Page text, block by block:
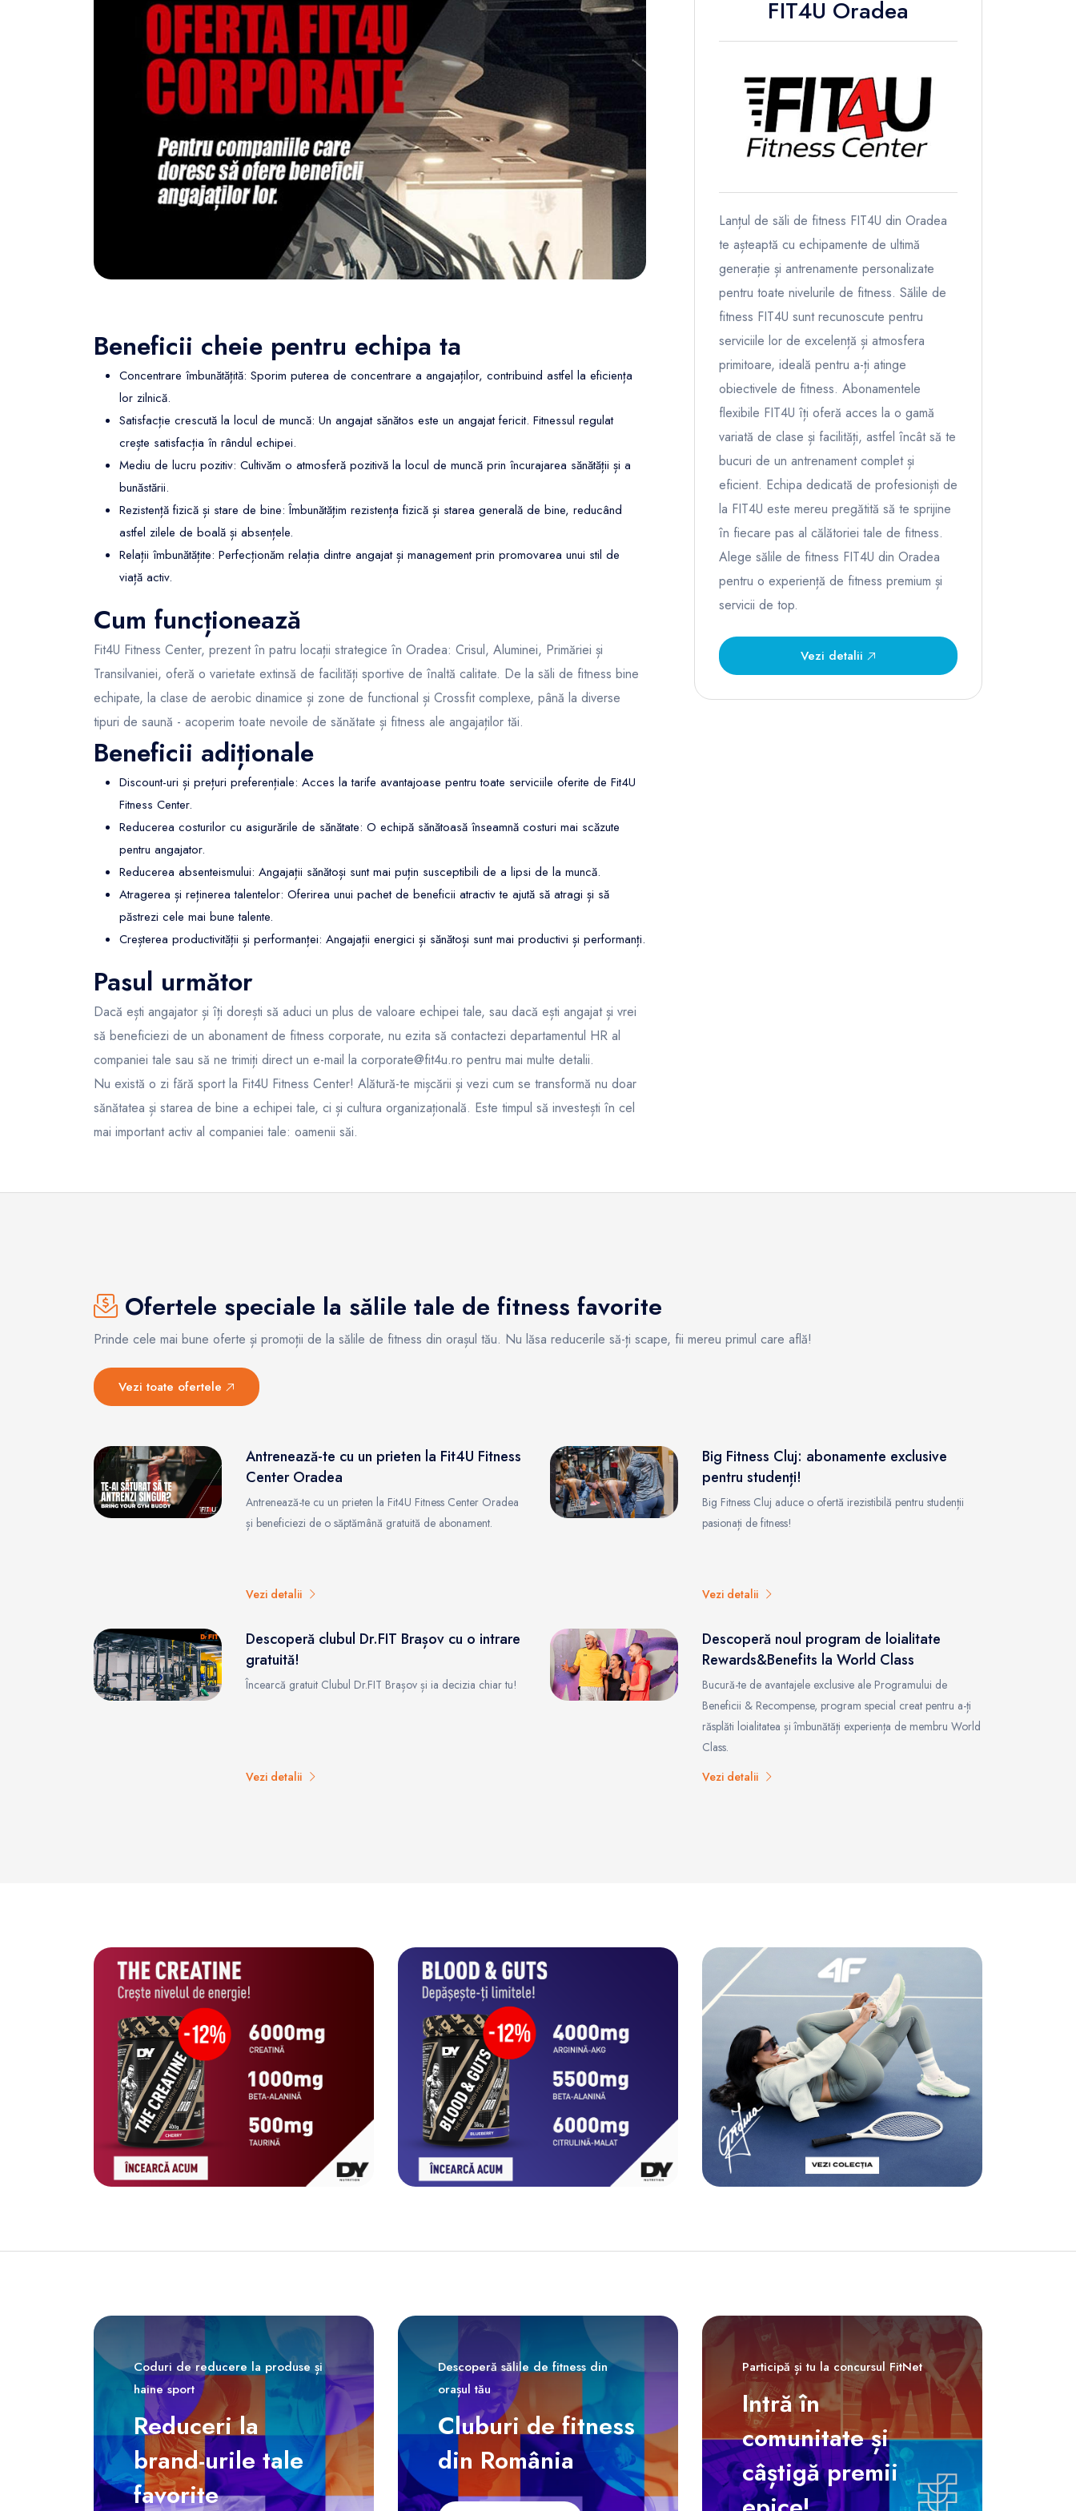
Beneficii cheie pentru echipa ta
Concentrare îmbunătățită: Sporim puterea de concentrare a angajaților, contribuind astfel la eficiența
lor zilnică.
Satisfacție crescută la locul de muncă: Un angajat sănătos este un angajat fericit. Fitnessul regulat
crește satisfacția în rândul echipei.
Mediu de lucru pozitiv: Cultivăm o atmosferă pozitivă la locul de muncă prin încurajarea sănătății și a
bunăstării.
Rezistență fizică și stare de bine: Îmbunătățim rezistența fizică și starea generală de bine, reducând
astfel zilele de boală și absențele.
Relații îmbunătățite: Perfecționăm relația dintre angajat și management prin promovarea unui stil de
viață activ.
Cum funcționează
Fit4U Fitness Center, prezent în patru locații strategice în Oradea: Crisul, Aluminei, Primăriei și
Transilvaniei, oferă o varietate extinsă de facilități sportive de înaltă calitate. De la săli de fitness bine
echipate, la clase de aerobic dinamice și zone de functional și Crossfit complexe, până la diverse
tipuri de saună - acoperim toate nevoile de sănătate și fitness ale angajaților tăi.
Beneficii adiționale
Discount-uri și prețuri preferențiale: Acces la tarife avantajoase pentru toate serviciile oferite de Fit4U
Fitness Center.
Reducerea costurilor cu asigurările de sănătate: O echipă sănătoasă înseamnă costuri mai scăzute
pentru angajator.
Reducerea absenteismului: Angajații sănătoși sunt mai puțin susceptibili de a lipsi de la muncă.
Atragerea și reținerea talentelor: Oferirea unui pachet de beneficii atractiv te ajută să atragi și să
păstrezi cele mai bune talente.
Creșterea productivității și performanței: Angajații energici și sănătoși sunt mai productivi și performanți.
Pasul următor
Dacă ești angajator și îți dorești să aduci un plus de valoare echipei tale, sau dacă ești angajat și vrei
să beneficiezi de un abonament de fitness corporate, nu ezita să contactezi departamentul HR al
companiei tale sau să ne trimiți direct un e-mail la corporate@fit4u.ro pentru mai multe detalii.
Nu există o zi fără sport la Fit4U Fitness Center! Alătură-te mișcării și vezi cum se transformă nu doar
sănătatea și starea de bine a echipei tale, ci și cultura organizațională. Este timpul să investești în cel
mai important activ al companiei tale: oamenii săi.
FIT4U Oradea
Lanțul de săli de fitness FIT4U din Oradea
te așteaptă cu echipamente de ultimă
generație și antrenamente personalizate
pentru toate nivelurile de fitness. Sălile de
fitness FIT4U sunt recunoscute pentru
serviciile lor de excelență și atmosfera
primitoare, ideală pentru a-ți atinge
obiectivele de fitness. Abonamentele
flexibile FIT4U îți oferă acces la o gamă
variată de clase și facilități, astfel încât să te
bucuri de un antrenament complet și
eficient. Echipa dedicată de profesioniști de
la FIT4U este mereu pregătită să te sprijine
în fiecare pas al călătoriei tale de fitness.
Alege sălile de fitness FIT4U din Oradea
pentru o experiență de fitness premium și
servicii de top.
Vezi detalii
Ofertele speciale la sălile tale de fitness favorite
Prinde cele mai bune oferte și promoții de la sălile de fitness din orașul tău. Nu lăsa reducerile să-ți scape, fii mereu primul care află!
Vezi toate ofertele
Antrenează-te cu un prieten la Fit4U Fitness
Center Oradea
Antrenează-te cu un prieten la Fit4U Fitness Center Oradea
și beneficiezi de o săptămână gratuită de abonament.
Vezi detalii
Big Fitness Cluj: abonamente exclusive
pentru studenți!
Big Fitness Cluj aduce o ofertă irezistibilă pentru studenții
pasionați de fitness!
Vezi detalii
Descoperă clubul Dr.FIT Brașov cu o intrare
gratuită!
Încearcă gratuit Clubul Dr.FIT Brașov și ia decizia chiar tu!
Vezi detalii
Descoperă noul program de loialitate
Rewards&Benefits la World Class
Bucură-te de avantajele exclusive ale Programului de
Beneficii & Recompense, program special creat pentru a-ți
răsplăti loialitatea și îmbunătăți experiența de membru World
Class.
Vezi detalii
Coduri de reducere la produse și
haine sport
Reduceri la
brand-urile tale
favorite
Descoperă sălile de fitness din
orașul tău
Cluburi de fitness
din România
Participă și tu la concursul FitNet
Intră în
comunitate și
câștigă premii